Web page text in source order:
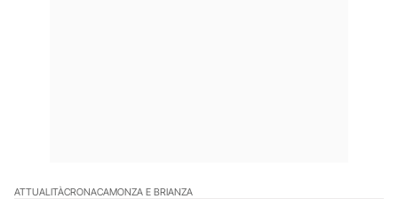
ATTUALITÀCRONACAMONZA E BRIANZA